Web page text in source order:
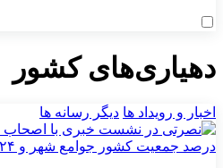
دهیاری‌های کشور
اخبار و رویداد ها دیگر رسانه ها